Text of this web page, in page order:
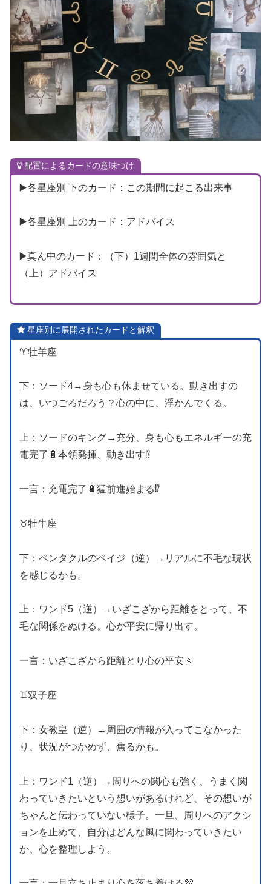
配置によるカードの意味つけ
▶️各星座別 下のカード：この期間に起こる出来事
▶️各星座別 上のカード：アドバイス
▶️真ん中のカード：（下）1週間全体の雰囲気と
（上）アドバイス
星座別に展開されたカードと解釈
♈️牡羊座
下：ソード4→身も心も休ませている。動き出すの
は、いつごろだろう？心の中に、浮かんでくる。
上：ソードのキング→充分、身も心もエネルギーの充
電完了🔋本領発揮、動き出す⁉️
一言：充電完了🔋猛前進始まる⁉️
♉️牡牛座
下：ペンタクルのペイジ（逆）→リアルに不毛な現状
を感じるかも。
上：ワンド5（逆）→いざこざから距離をとって、不
毛な関係をぬける。心が平安に帰り出す。
一言：いざこざから距離とり心の平安🚶
♊️双子座
下：女教皇（逆）→周囲の情報が入ってこなかった
り、状況がつかめず、焦るかも。
上：ワンド1（逆）→周りへの関心も強く、うまく関
わっていきたいという想いがあるけれど、その想いが
ちゃんと伝わっていない様子。一旦、周りへのアクシ
ョンを止めて、自分はどんな風に関わっていきたい
か、心を整理しよう。